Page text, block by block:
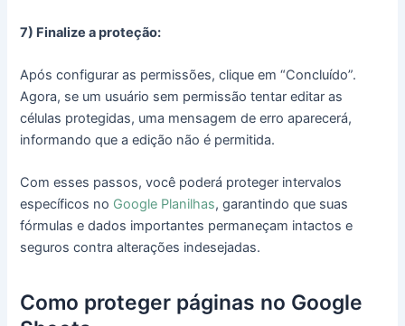
7) Finalize a proteção:
Após configurar as permissões, clique em “Concluído”.
Agora, se um usuário sem permissão tentar editar as
células protegidas, uma mensagem de erro aparecerá,
informando que a edição não é permitida.
Com esses passos, você poderá proteger intervalos
específicos no Google Planilhas, garantindo que suas
fórmulas e dados importantes permaneçam intactos e
seguros contra alterações indesejadas.
Como proteger páginas no Google